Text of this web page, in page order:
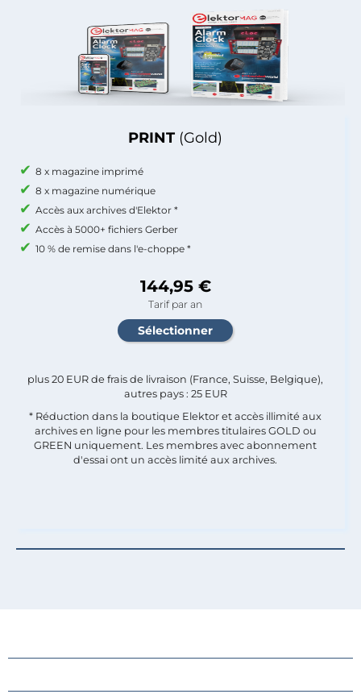
PRINT (Gold)
8 x magazine imprimé
8 x magazine numérique
Accès aux archives d'Elektor *
Accès à 5000+ fichiers Gerber
10 % de remise dans l'e-choppe *
144,95 €
Tarif par an
plus 20 EUR de frais de livraison (France, Suisse, Belgique),
autres pays : 25 EUR
* Réduction dans la boutique Elektor et accès illimité aux
archives en ligne pour les membres titulaires GOLD ou
GREEN uniquement. Les membres avec abonnement
d'essai ont un accès limité aux archives.